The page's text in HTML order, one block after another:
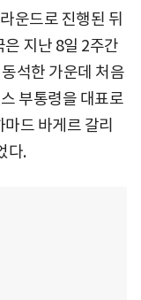
운드로 진행된 뒤
지난 8일 2주간
석한 가운데 처음
부통령을 대표로
드 바게르 갈리
다.